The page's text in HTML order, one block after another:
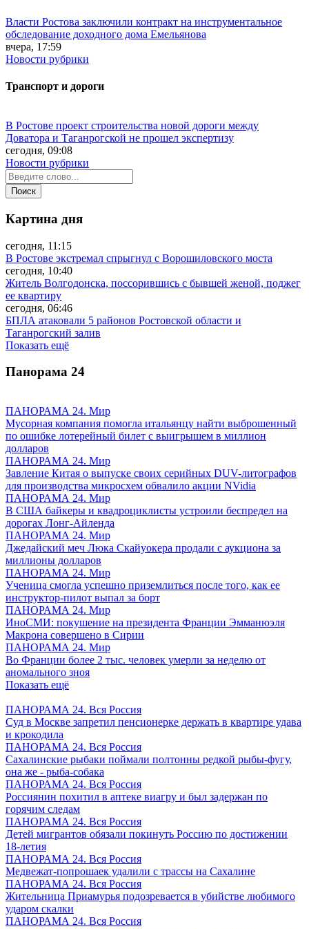
Власти Ростова заключили контракт на инструментальное
обследование доходного дома Емельянова
вчера, 17:59
Новости рубрики
Транспорт и дороги
В Ростове проект строительства новой дороги между
Доватора и Таганрогской не прошел экспертизу
сегодня, 09:08
Новости рубрики
Картина дня
сегодня, 11:15
В Ростове экстремал спрыгнул с Ворошиловского моста
сегодня, 10:40
Житель Волгодонска, поссорившись с бывшей женой, поджег
ее квартиру
сегодня, 06:46
БПЛА атаковали 5 районов Ростовской области и
Таганрогский залив
Показать ещё
Панорама 24
ПАНОРАМА 24. Мир
Мусорная компания помогла итальянцу найти выброшенный
по ошибке лотерейный билет с выигрышем в миллион
долларов
ПАНОРАМА 24. Мир
Завление Китая о выпуске своих серийных DUV-литографов
для производства микросхем обвалило акции NVidia
ПАНОРАМА 24. Мир
В США байкеры и квадроциклисты устроили беспредел на
дорогах Лонг-Айленда
ПАНОРАМА 24. Мир
Джедайский меч Люка Скайуокера продали с аукциона за
миллионы долларов
ПАНОРАМА 24. Мир
Ученица смогла успешно приземлиться после того, как ее
инструктор-пилот выпал за борт
ПАНОРАМА 24. Мир
ИноСМИ: покушение на президента Франции Эмманюэля
Макрона совершено в Сирии
ПАНОРАМА 24. Мир
Во Франции более 2 тыс. человек умерли за неделю от
аномального зноя
Показать ещё
ПАНОРАМА 24. Вся Россия
Суд в Москве запретил пенсионерке держать в квартире удава
и крокодила
ПАНОРАМА 24. Вся Россия
Сахалинские рыбаки поймали полтонны редкой рыбы-фугу,
она же - рыба-собака
ПАНОРАМА 24. Вся Россия
Россиянин похитил в аптеке виагру и был задержан по
горячим следам
ПАНОРАМА 24. Вся Россия
Детей мигрантов обязали покинуть Россию по достижении
18-летия
ПАНОРАМА 24. Вся Россия
Медвежат-попрошаек удалили с трассы на Сахалине
ПАНОРАМА 24. Вся Россия
Жительница Приамурья подозревается в убийстве любимого
ударом скалки
ПАНОРАМА 24. Вся Россия